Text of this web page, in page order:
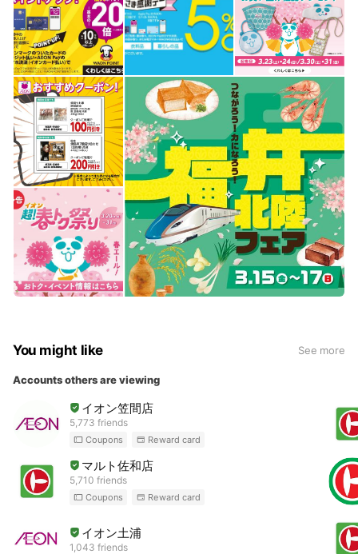
You might like See more
Accounts others are viewing
イオン笠間店
5,773 friends
Coupons Reward card
マルト佐和店
5,710 friends
Coupons Reward card
イオン土浦
1,043 friends